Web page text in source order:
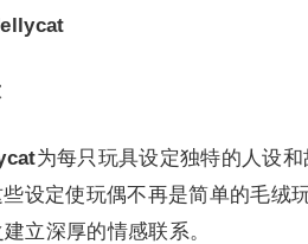
为每只玩具设定独特的人设
设定使玩偶不再是简单的毛绒
立深厚的情感联系。